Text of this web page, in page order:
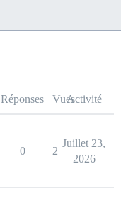
Réponses VuesActivité
0 2
Juillet 23,
2026